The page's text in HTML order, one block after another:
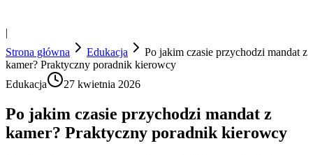
|
Strona główna
Edukacja
Po jakim czasie przychodzi mandat z
kamer? Praktyczny poradnik kierowcy
Edukacja
27 kwietnia 2026
Po jakim czasie przychodzi mandat z
kamer? Praktyczny poradnik kierowcy